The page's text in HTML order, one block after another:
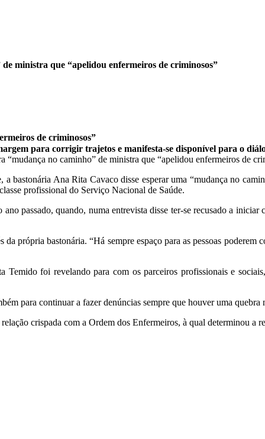
ministra que “apelidou enfermeiros de criminosos”
de criminosos”
para corrigir trajetos e manifesta-se disponível para o
bastonária Ana Rita Cavaco disse esperar uma “mudança no
profissional do Serviço Nacional de Saúde.
passado, quando, numa entrevista disse ter-se recusado a
própria bastonária. “Há sempre espaço para as pessoas
foi revelando para com os parceiros profissionais e
para continuar a fazer denúncias sempre que houver uma
crispada com a Ordem dos Enfermeiros, à qual determinou a